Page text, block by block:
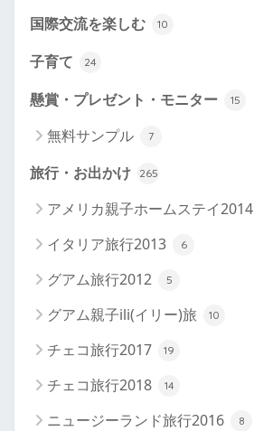
国際交流を楽しむ 10
子育て 24
懸賞・プレゼント・モニター 15
無料サンプル 7
旅行・お出かけ 265
アメリカ親子ホームステイ2014
イタリア旅行2013 6
グアム旅行2012 5
グアム親子ili(イリー)旅 10
チェコ旅行2017 19
チェコ旅行2018 14
ニュージーランド旅行2016 8